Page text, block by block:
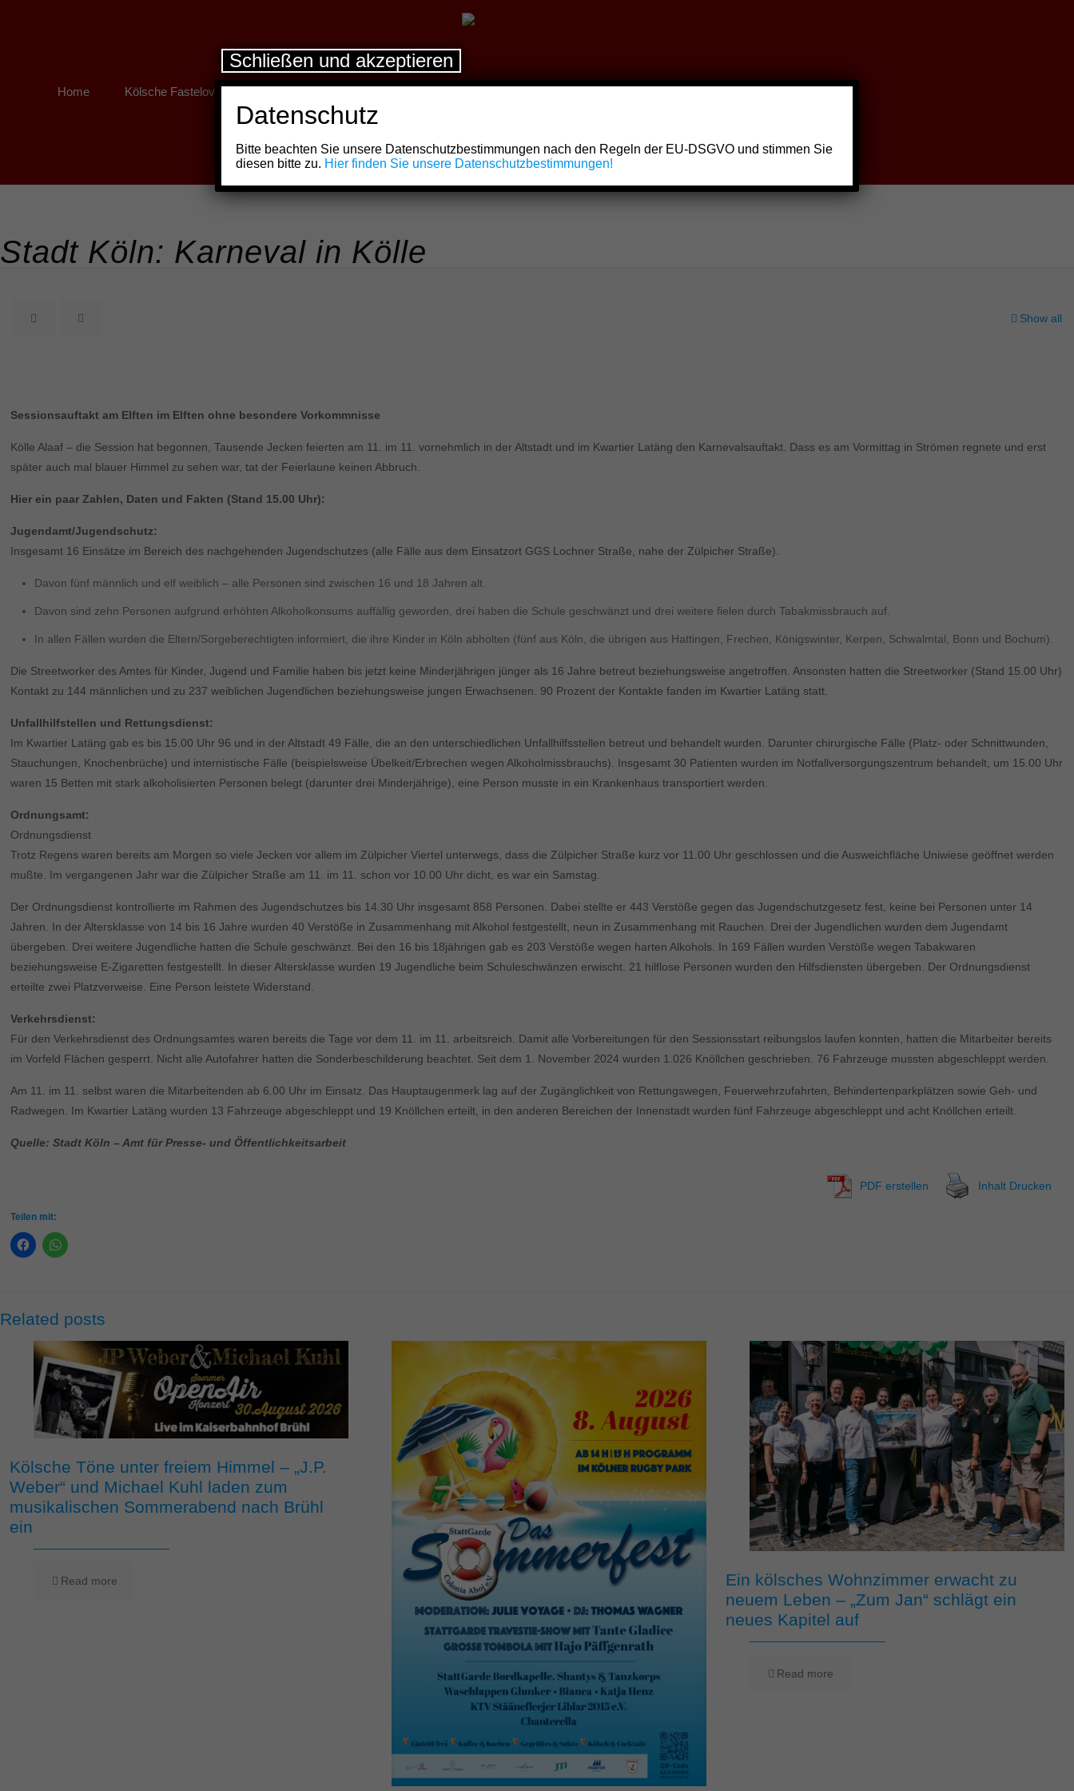
Home Kölsche Fastelovend
Stadt Köln: Karneval in Kölle
Show all
Sessionsauftakt am Elften im Elften ohne besondere Vorkommnisse
Kölle Alaaf – die Session hat begonnen, Tausende Jecken feierten am 11. im 11. vornehmlich in der Altstadt und im Kwartier Latäng den Karnevalsauftakt. Dass es am Vormittag in Strömen regnete und erst
später auch mal blauer Himmel zu sehen war, tat der Feierlaune keinen Abbruch.
Hier ein paar Zahlen, Daten und Fakten (Stand 15.00 Uhr):
Jugendamt/Jugendschutz:
Insgesamt 16 Einsätze im Bereich des nachgehenden Jugendschutzes (alle Fälle aus dem Einsatzort GGS Lochner Straße, nahe der Zülpicher Straße).
Davon fünf männlich und elf weiblich – alle Personen sind zwischen 16 und 18 Jahren alt.
Davon sind zehn Personen aufgrund erhöhten Alkoholkonsums auffällig geworden, drei haben die Schule geschwänzt und drei weitere fielen durch Tabakmissbrauch auf.
In allen Fällen wurden die Eltern/Sorgeberechtigten informiert, die ihre Kinder in Köln abholten (fünf aus Köln, die übrigen aus Hattingen, Frechen, Königswinter, Kerpen, Schwalmtal, Bonn und Bochum).
Die Streetworker des Amtes für Kinder, Jugend und Familie haben bis jetzt keine Minderjährigen jünger als 16 Jahre betreut beziehungsweise angetroffen. Ansonsten hatten die Streetworker (Stand 15.00 Uhr)
Kontakt zu 144 männlichen und zu 237 weiblichen Jugendlichen beziehungsweise jungen Erwachsenen. 90 Prozent der Kontakte fanden im Kwartier Latäng statt.
Unfallhilfstellen und Rettungsdienst:
Im Kwartier Latäng gab es bis 15.00 Uhr 96 und in der Altstadt 49 Fälle, die an den unterschiedlichen Unfallhilfsstellen betreut und behandelt wurden. Darunter chirurgische Fälle (Platz- oder Schnittwunden,
Stauchungen, Knochenbrüche) und internistische Fälle (beispielsweise Übelkeit/Erbrechen wegen Alkoholmissbrauchs). Insgesamt 30 Patienten wurden im Notfallversorgungszentrum behandelt, um 15.00 Uhr
waren 15 Betten mit stark alkoholisierten Personen belegt (darunter drei Minderjährige), eine Person musste in ein Krankenhaus transportiert werden.
Ordnungsamt:
Ordnungsdienst
Trotz Regens waren bereits am Morgen so viele Jecken vor allem im Zülpicher Viertel unterwegs, dass die Zülpicher Straße kurz vor 11.00 Uhr geschlossen und die Ausweichfläche Uniwiese geöffnet werden
mußte. Im vergangenen Jahr war die Zülpicher Straße am 11. im 11. schon vor 10.00 Uhr dicht, es war ein Samstag.
Der Ordnungsdienst kontrollierte im Rahmen des Jugendschutzes bis 14.30 Uhr insgesamt 858 Personen. Dabei stellte er 443 Verstöße gegen das Jugendschutzgesetz fest, keine bei Personen unter 14
Jahren. In der Altersklasse von 14 bis 16 Jahre wurden 40 Verstöße in Zusammenhang mit Alkohol festgestellt, neun in Zusammenhang mit Rauchen. Drei der Jugendlichen wurden dem Jugendamt
übergeben. Drei weitere Jugendliche hatten die Schule geschwänzt. Bei den 16 bis 18jährigen gab es 203 Verstöße wegen harten Alkohols. In 169 Fällen wurden Verstöße wegen Tabakwaren
beziehungsweise E-Zigaretten festgestellt. In dieser Altersklasse wurden 19 Jugendliche beim Schuleschwänzen erwischt. 21 hilflose Personen wurden den Hilfsdiensten übergeben. Der Ordnungsdienst
erteilte zwei Platzverweise. Eine Person leistete Widerstand.
Verkehrsdienst:
Für den Verkehrsdienst des Ordnungsamtes waren bereits die Tage vor dem 11. im 11. arbeitsreich. Damit alle Vorbereitungen für den Sessionsstart reibungslos laufen konnten, hatten die Mitarbeiter bereits
im Vorfeld Flächen gesperrt. Nicht alle Autofahrer hatten die Sonderbeschilderung beachtet. Seit dem 1. November 2024 wurden 1.026 Knöllchen geschrieben. 76 Fahrzeuge mussten abgeschleppt werden.
Am 11. im 11. selbst waren die Mitarbeitenden ab 6.00 Uhr im Einsatz. Das Hauptaugenmerk lag auf der Zugänglichkeit von Rettungswegen, Feuerwehrzufahrten, Behindertenparkplätzen sowie Geh- und
Radwegen. Im Kwartier Latäng wurden 13 Fahrzeuge abgeschleppt und 19 Knöllchen erteilt, in den anderen Bereichen der Innenstadt wurden fünf Fahrzeuge abgeschleppt und acht Knöllchen erteilt.
Quelle: Stadt Köln – Amt für Presse- und Öffentlichkeitsarbeit
PDF erstellen Inhalt Drucken
Teilen mit:
Related posts
Kölsche Töne unter freiem Himmel – „J.P.
Weber“ und Michael Kuhl laden zum
musikalischen Sommerabend nach Brühl
ein
Read more
Ein kölsches Wohnzimmer erwacht zu
neuem Leben – „Zum Jan“ schlägt ein
neues Kapitel auf
Read more
Datenschutz
Bitte beachten Sie unsere Datenschutzbestimmungen nach den Regeln der EU-DSGVO und stimmen Sie
diesen bitte zu. Hier finden Sie unsere Datenschutzbestimmungen!
Schließen und akzeptieren